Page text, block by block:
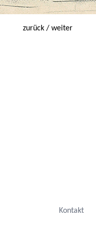
zurück/ weiter
Kontakt